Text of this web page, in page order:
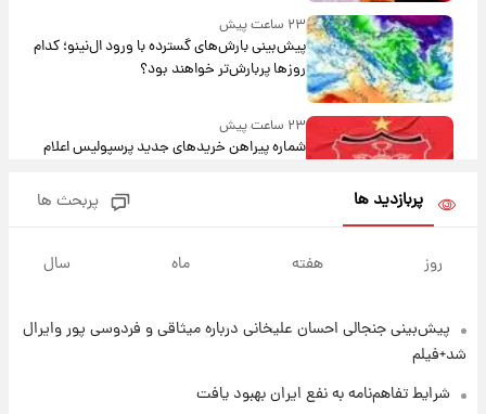
۲۳ ساعت پیش
پیش‌بینی بارش‌های گسترده با ورود ال‌نینو؛ کدام
روزها پربارش‌تر خواهند بود؟
۲۳ ساعت پیش
شماره پیراهن خریدهای جدید پرسپولیس اعلام
شد+فیلم
۱ روز پیش
پربازدید ها پربحث ها
روز هفته ماه سال
پیش‌بینی جنجالی احسان علیخانی درباره میثاقی و فردوسی پور وایرال
شد+فیلم
شرایط تفاهم‌نامه به نفع ایران بهبود یافت